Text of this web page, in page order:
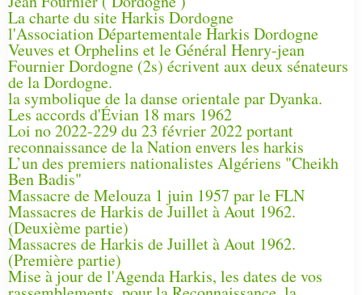
La charte du site Harkis Dordogne
l'Association Départementale Harkis Dordogne
Veuves et Orphelins et le Général Henry-jean
Fournier Dordogne (2s) écrivent aux deux sénateurs
de la Dordogne.
la symbolique de la danse orientale par Dyanka.
Les accords d'Évian 18 mars 1962
Loi no 2022-229 du 23 février 2022 portant
reconnaissance de la Nation envers les harkis
L’un des premiers nationalistes Algériens "Cheikh
Ben Badis"
Massacre de Melouza 1 juin 1957 par le FLN
Massacres de Harkis de Juillet à Aout 1962.
(Deuxième partie)
Massacres de Harkis de Juillet à Aout 1962.
(Première partie)
Mise à jour de l'Agenda Harkis, les dates de vos